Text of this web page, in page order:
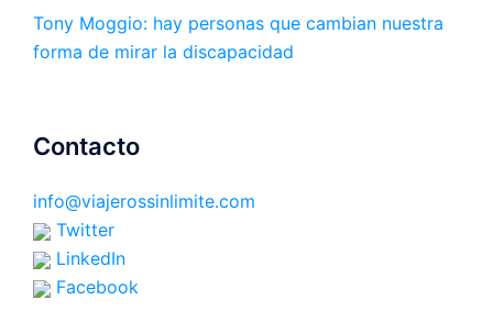
Tony Moggio: hay personas que cambian nuestra
forma de mirar la discapacidad
Contacto
info@viajerossinlimite.com
Twitter
LinkedIn
Facebook